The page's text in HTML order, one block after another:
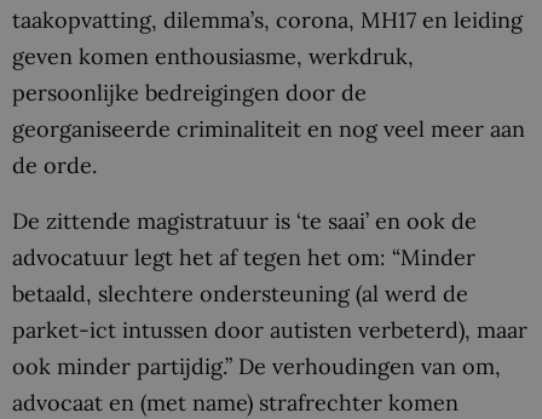
taakopvatting, dilemma’s, corona, MH17 en leiding
geven komen enthousiasme, werkdruk,
persoonlijke bedreigingen door de
georganiseerde criminaliteit en nog veel meer aan
de orde.
De zittende magistratuur is ‘te saai’ en ook de
advocatuur legt het af tegen het om: “Minder
betaald, slechtere ondersteuning (al werd de
parket-ict intussen door autisten verbeterd), maar
ook minder partijdig.” De verhoudingen van om,
advocaat en (met name) strafrechter komen